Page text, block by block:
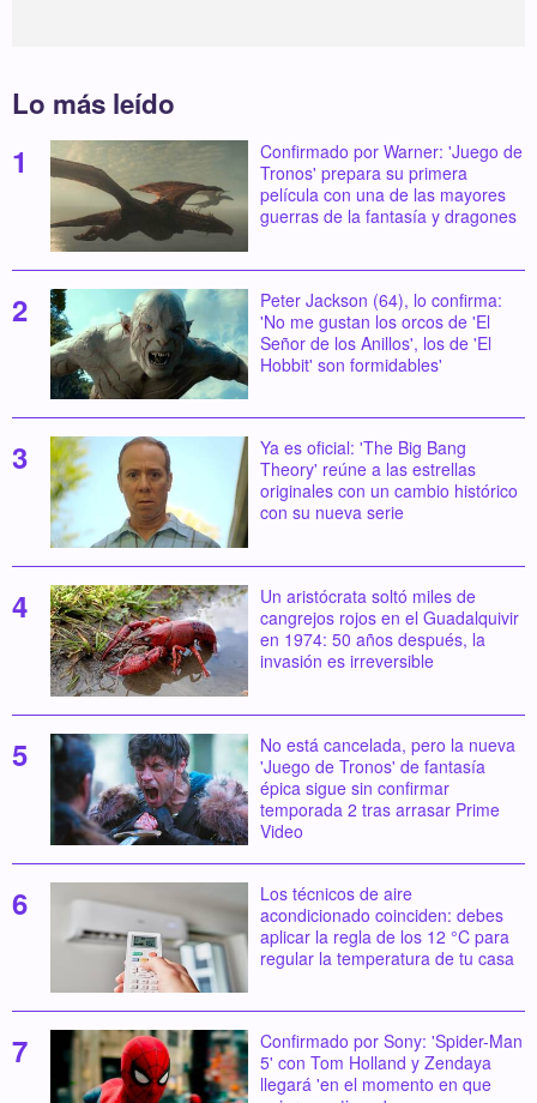
Lo más leído
Confirmado por Warner: 'Juego de
Tronos' prepara su primera
película con una de las mayores
guerras de la fantasía y dragones
Peter Jackson (64), lo confirma:
'No me gustan los orcos de 'El
Señor de los Anillos', los de 'El
Hobbit' son formidables'
Ya es oficial: 'The Big Bang
Theory' reúne a las estrellas
originales con un cambio histórico
con su nueva serie
Un aristócrata soltó miles de
cangrejos rojos en el Guadalquivir
en 1974: 50 años después, la
invasión es irreversible
No está cancelada, pero la nueva
'Juego de Tronos' de fantasía
épica sigue sin confirmar
temporada 2 tras arrasar Prime
Video
Los técnicos de aire
acondicionado coinciden: debes
aplicar la regla de los 12 °C para
regular la temperatura de tu casa
Confirmado por Sony: 'Spider-Man
5' con Tom Holland y Zendaya
llegará 'en el momento en que